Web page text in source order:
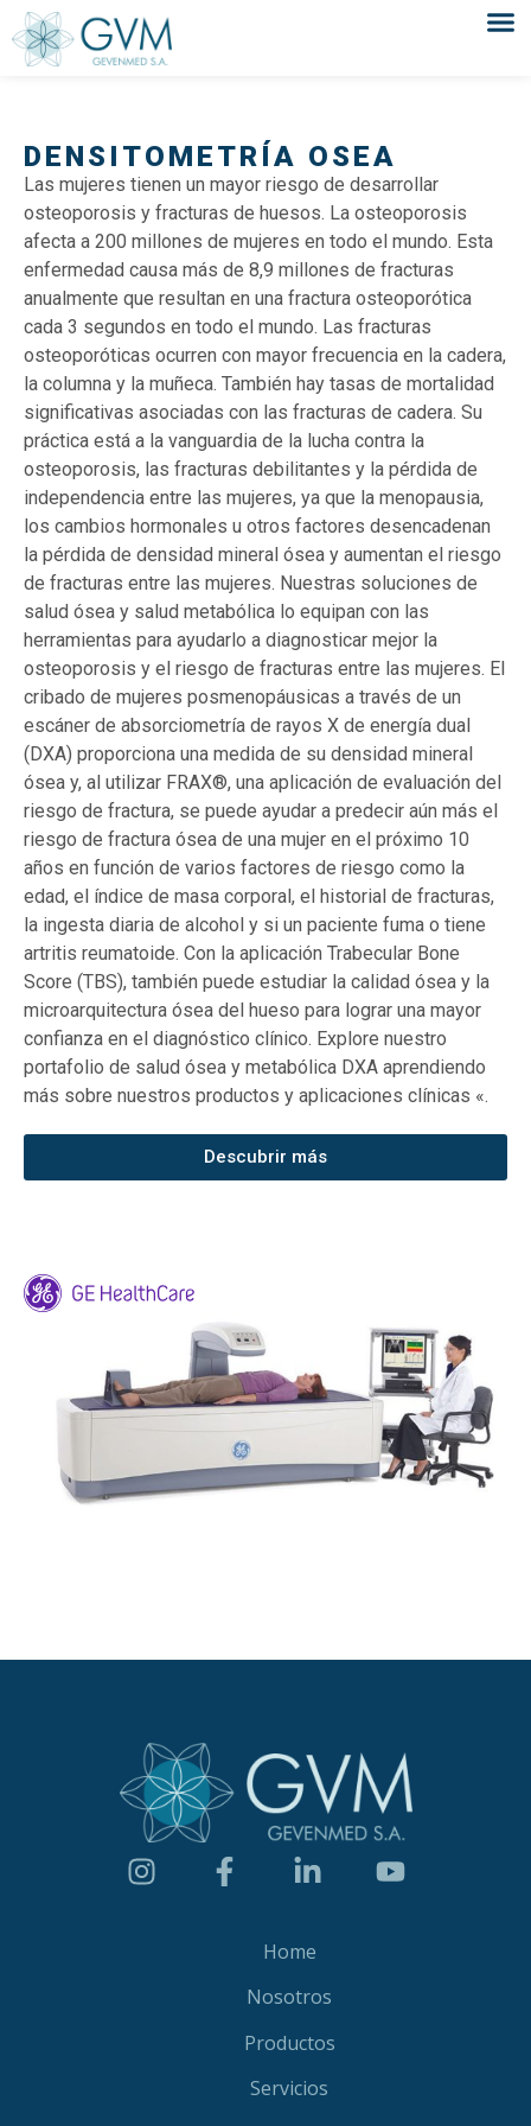
DENSITOMETRÍA OSEA
Las mujeres tienen un mayor riesgo de desarrollar
osteoporosis y fracturas de huesos. La osteoporosis
afecta a 200 millones de mujeres en todo el mundo. Esta
enfermedad causa más de 8,9 millones de fracturas
anualmente que resultan en una fractura osteoporótica
cada 3 segundos en todo el mundo. Las fracturas
osteoporóticas ocurren con mayor frecuencia en la cadera,
la columna y la muñeca. También hay tasas de mortalidad
significativas asociadas con las fracturas de cadera. Su
práctica está a la vanguardia de la lucha contra la
osteoporosis, las fracturas debilitantes y la pérdida de
independencia entre las mujeres, ya que la menopausia,
los cambios hormonales u otros factores desencadenan
la pérdida de densidad mineral ósea y aumentan el riesgo
de fracturas entre las mujeres. Nuestras soluciones de
salud ósea y salud metabólica lo equipan con las
herramientas para ayudarlo a diagnosticar mejor la
osteoporosis y el riesgo de fracturas entre las mujeres. El
cribado de mujeres posmenopáusicas a través de un
escáner de absorciometría de rayos X de energía dual
(DXA) proporciona una medida de su densidad mineral
ósea y, al utilizar FRAX®, una aplicación de evaluación del
riesgo de fractura, se puede ayudar a predecir aún más el
riesgo de fractura ósea de una mujer en el próximo 10
años en función de varios factores de riesgo como la
edad, el índice de masa corporal, el historial de fracturas,
la ingesta diaria de alcohol y si un paciente fuma o tiene
artritis reumatoide. Con la aplicación Trabecular Bone
Score (TBS), también puede estudiar la calidad ósea y la
microarquitectura ósea del hueso para lograr una mayor
confianza en el diagnóstico clínico. Explore nuestro
portafolio de salud ósea y metabólica DXA aprendiendo
más sobre nuestros productos y aplicaciones clínicas «.
Descubrir más
Home
Nosotros
Productos
Servicios